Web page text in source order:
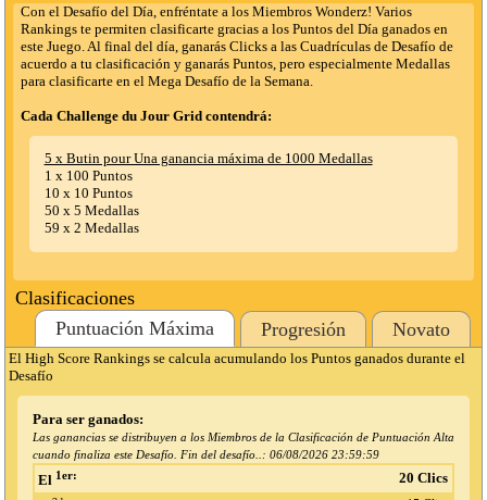
Con el Desafío del Día, enfréntate a los Miembros Wonderz! Varios
Rankings te permiten clasificarte gracias a los Puntos del Día ganados en
este Juego. Al final del día, ganarás Clicks a las Cuadrículas de Desafío de
acuerdo a tu clasificación y ganarás Puntos, pero especialmente Medallas
para clasificarte en el Mega Desafío de la Semana.
Cada Challenge du Jour Grid contendrá:
5 x Butin pour Una ganancia máxima de 1000 Medallas
1 x 100 Puntos
10 x 10 Puntos
50 x 5 Medallas
59 x 2 Medallas
Clasificaciones
Puntuación Máxima
Progresión Novato
El High Score Rankings se calcula acumulando los Puntos ganados durante el
Desafío
Para ser ganados:
Las ganancias se distribuyen a los Miembros de la Clasificación de Puntuación Alta
cuando finaliza este Desafío. Fin del desafío..: 06/08/2026 23:59:59
El 1er: 20 Clics